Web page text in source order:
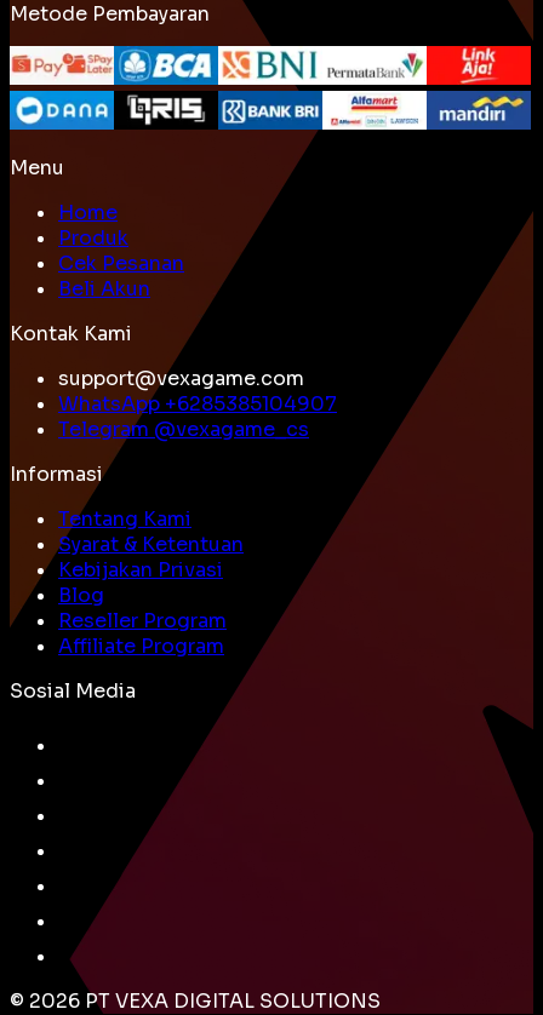
Metode Pembayaran
Menu
Home
Produk
Cek Pesanan
Beli Akun
Kontak Kami
support@vexagame.com
WhatsApp +6285385104907
Telegram @vexagame_cs
Informasi
Tentang Kami
Syarat & Ketentuan
Kebijakan Privasi
Blog
Reseller Program
Affiliate Program
Sosial Media
© 2026 PT VEXA DIGITAL SOLUTIONS